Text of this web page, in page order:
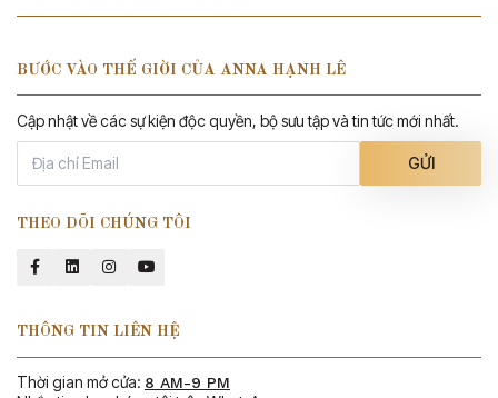
BƯỚC VÀO THẾ GIỜI CỦA ANNA HẠNH LÊ
Cập nhật về các sự kiện độc quyền, bộ sưu tập và tin tức mới nhất.
GỬI
THEO DÕI CHÚNG TÔI
THÔNG TIN LIÊN HỆ
Thời gian mở cửa: 8 AM-9 PM